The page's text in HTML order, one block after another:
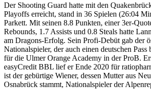
Der Shooting Guard hatte mit den
Playoffs erreicht, stand in 36 Spielen (26:04
Parkett. Mit seinen 8.8 Punkten, einer 3er-
Rebounds, 1.7 Assists und 0.8 Steals hatte
am Dragons-Erfolg. Sein Profi-Debüt gab der
Nationalspieler, der auch einen deutschen Pass
für die Ulmer Orange Academy in der ProB.
easyCredit BBL lief er Ende 2020 für
ist der gebürtige Wiener, dessen Mutter aus
Osnabrück stammt, Nationalspieler der